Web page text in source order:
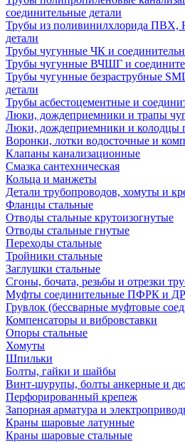
соединительные детали
Трубы из поливинилхлорида ПВХ,
детали
Трубы чугунные ЧК и
Трубы чугунные ВЧШГ и
Трубы чугунные безраструбные
детали
Трубы асбестоцементные и
Люки, дождеприемники и трапы
Люки, дождеприемники и колодцы
Воронки, лотки водосточные и
Клапаны канализационные
Смазка сантехническая
Кольца и манжеты
Детали трубопроводов, хомуты и
Фланцы стальные
Отводы стальные крутоизогнутые
Отводы стальные гнутые
Переходы стальные
Тройники стальные
Заглушки стальные
Сгоны, бочата, резьбы и отрезки
Муфты соединительные ПФРК и
Грувлок (бессварные муфтовые
Компенсаторы и вибровставки
Опоры стальные
Хомуты
Шпильки
Болты, гайки и шайбы
Винт-шурупы, болты анкерные и
Перфорированный крепеж
Запорная арматура и
Краны шаровые латунные
Краны шаровые стальные